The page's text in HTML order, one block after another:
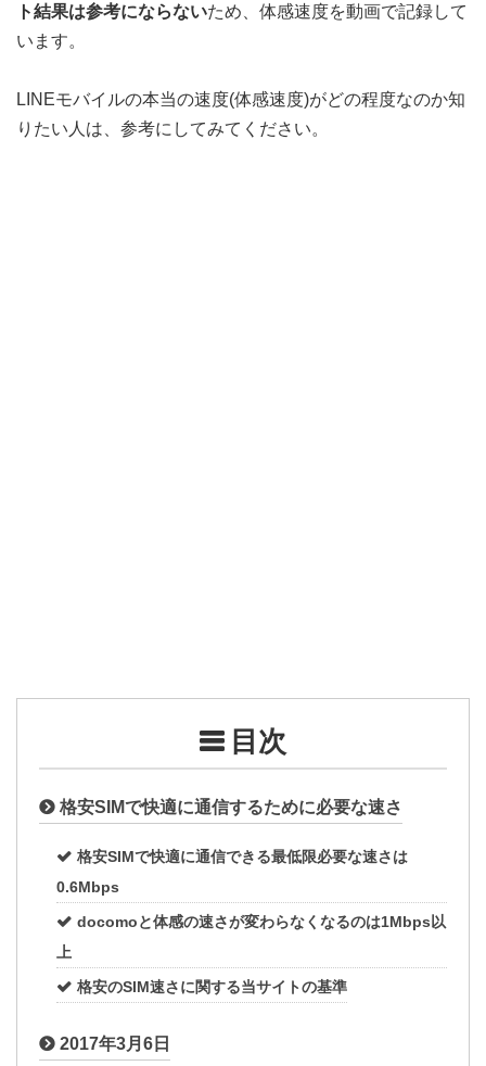
ト結果は参考にならないため、体感速度を動画で記録して
います。
LINEモバイルの本当の速度(体感速度)がどの程度なのか知
りたい人は、参考にしてみてください。
目次
格安SIMで快適に通信するために必要な速さ
格安SIMで快適に通信できる最低限必要な速さは
0.6Mbps
docomoと体感の速さが変わらなくなるのは1Mbps以
上
格安のSIM速さに関する当サイトの基準
2017年3月6日